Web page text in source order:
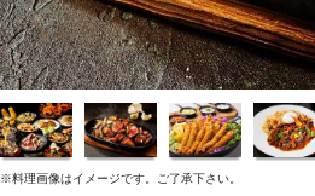
※料理画像はイメージです。ご了承下さい。